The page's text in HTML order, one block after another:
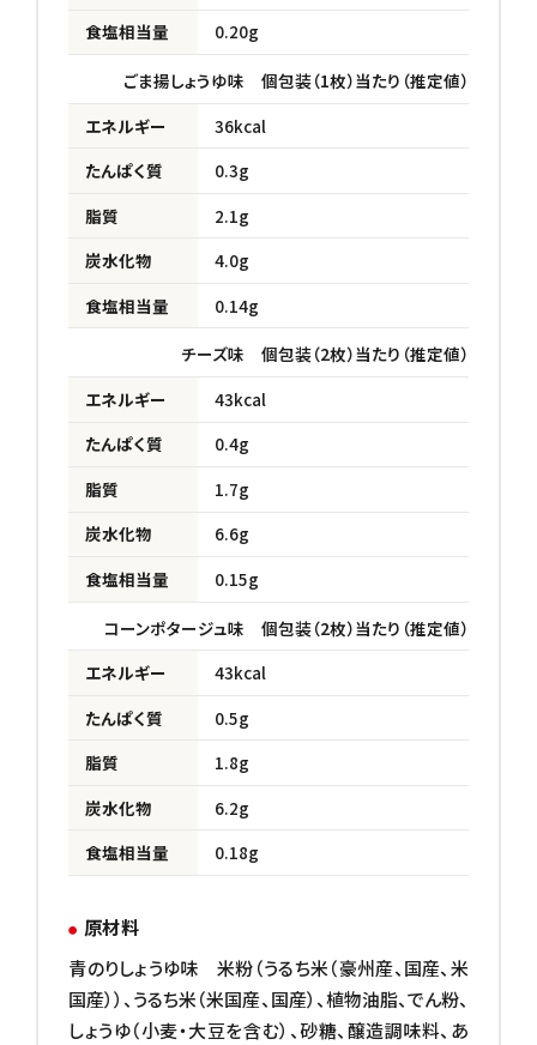
食塩相当量
0.20g
ごま揚しょうゆ味 個包装（1枚）当たり（推定値）
エネルギー
36kcal
たんぱく質
0.3g
脂質
2.1g
炭水化物
4.0g
食塩相当量
0.14g
チーズ味 個包装（2枚）当たり（推定値）
エネルギー
43kcal
たんぱく質
0.4g
脂質
1.7g
炭水化物
6.6g
食塩相当量
0.15g
コーンポタージュ味 個包装（2枚）当たり（推定値）
エネルギー
43kcal
たんぱく質
0.5g
脂質
1.8g
炭水化物
6.2g
食塩相当量
0.18g
原材料
青のりしょうゆ味 米粉（うるち米（豪州産、国産、米
国産））、うるち米（米国産、国産）、植物油脂、でん粉、
しょうゆ（小麦・大豆を含む）、砂糖、醸造調味料、あ